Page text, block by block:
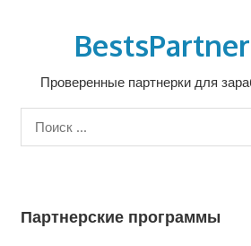
содержимому
Проверенные партнерки для
Партнерские программы